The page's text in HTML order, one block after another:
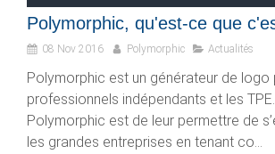
Polymorphic, qu'est-ce que
08 Nov 2016 Polymorphic Actualités
Polymorphic est un générateur de logo
professionnels indépendants et les TPE.
Polymorphic est de leur permettre de
les grandes entreprises en tenant co...